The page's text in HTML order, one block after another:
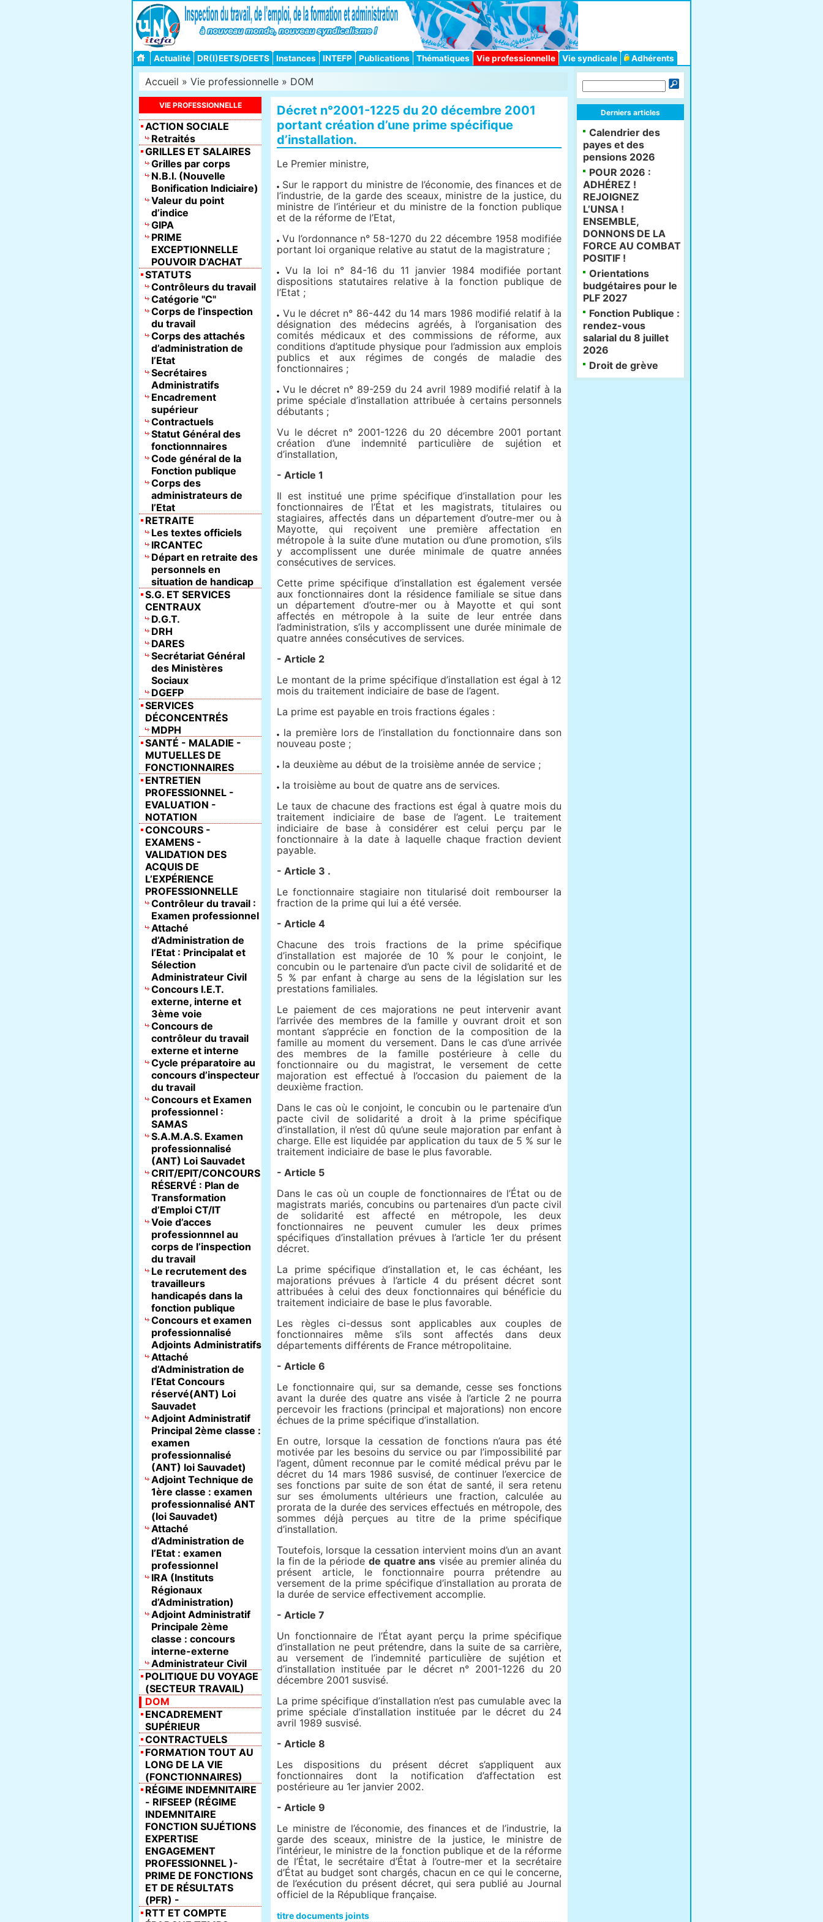
Actualité DR(I)EETS/DEETS Instances INTEFP Publications Thématiques Vie professionnelle Vie syndicale Adhérents
Accueil » Vie professionnelle » DOM
Décret n°2001-1225 du 20 décembre 2001
portant création d’une prime spécifique
d’installation.
Le Premier ministre,
Sur le rapport du ministre de l’économie, des finances et de
l’industrie, de la garde des sceaux, ministre de la justice, du
ministre de l’intérieur et du ministre de la fonction publique
et de la réforme de l’Etat,
Vu l’ordonnance n° 58-1270 du 22 décembre 1958 modifiée
portant loi organique relative au statut de la magistrature ;
Vu la loi n° 84-16 du 11 janvier 1984 modifiée portant
dispositions statutaires relative à la fonction publique de
l’Etat ;
Vu le décret n° 86-442 du 14 mars 1986 modifié relatif à la
désignation des médecins agréés, à l’organisation des
comités médicaux et des commissions de réforme, aux
conditions d’aptitude physique pour l’admission aux emplois
publics et aux régimes de congés de maladie des
fonctionnaires ;
Vu le décret n° 89-259 du 24 avril 1989 modifié relatif à la
prime spéciale d’installation attribuée à certains personnels
débutants ;
Vu le décret n° 2001-1226 du 20 décembre 2001 portant
création d’une indemnité particulière de sujétion et
d’installation,
- Article 1
Il est institué une prime spécifique d’installation pour les
fonctionnaires de l’État et les magistrats, titulaires ou
stagiaires, affectés dans un département d’outre-mer ou à
Mayotte, qui reçoivent une première affectation en
métropole à la suite d’une mutation ou d’une promotion, s’ils
y accomplissent une durée minimale de quatre années
consécutives de services.
Cette prime spécifique d’installation est également versée
aux fonctionnaires dont la résidence familiale se situe dans
un département d’outre-mer ou à Mayotte et qui sont
affectés en métropole à la suite de leur entrée dans
l’administration, s’ils y accomplissent une durée minimale de
quatre années consécutives de services.
- Article 2
Le montant de la prime spécifique d’installation est égal à 12
mois du traitement indiciaire de base de l’agent.
La prime est payable en trois fractions égales :
la première lors de l’installation du fonctionnaire dans son
nouveau poste ;
la deuxième au début de la troisième année de service ;
la troisième au bout de quatre ans de services.
Le taux de chacune des fractions est égal à quatre mois du
traitement indiciaire de base de l’agent. Le traitement
indiciaire de base à considérer est celui perçu par le
fonctionnaire à la date à laquelle chaque fraction devient
payable.
- Article 3 .
Le fonctionnaire stagiaire non titularisé doit rembourser la
fraction de la prime qui lui a été versée.
- Article 4
Chacune des trois fractions de la prime spécifique
d’installation est majorée de 10 % pour le conjoint, le
concubin ou le partenaire d’un pacte civil de solidarité et de
5 % par enfant à charge au sens de la législation sur les
prestations familiales.
Le paiement de ces majorations ne peut intervenir avant
l’arrivée des membres de la famille y ouvrant droit et son
montant s’apprécie en fonction de la composition de la
famille au moment du versement. Dans le cas d’une arrivée
des membres de la famille postérieure à celle du
fonctionnaire ou du magistrat, le versement de cette
majoration est effectué à l’occasion du paiement de la
deuxième fraction.
Dans le cas où le conjoint, le concubin ou le partenaire d’un
pacte civil de solidarité a droit à la prime spécifique
d’installation, il n’est dû qu’une seule majoration par enfant à
charge. Elle est liquidée par application du taux de 5 % sur le
traitement indiciaire de base le plus favorable.
- Article 5
Dans le cas où un couple de fonctionnaires de l’État ou de
magistrats mariés, concubins ou partenaires d’un pacte civil
de solidarité est affecté en métropole, les deux
fonctionnaires ne peuvent cumuler les deux primes
spécifiques d’installation prévues à l’article 1er du présent
décret.
La prime spécifique d’installation et, le cas échéant, les
majorations prévues à l’article 4 du présent décret sont
attribuées à celui des deux fonctionnaires qui bénéficie du
traitement indiciaire de base le plus favorable.
Les règles ci-dessus sont applicables aux couples de
fonctionnaires même s’ils sont affectés dans deux
départements différents de France métropolitaine.
- Article 6
Le fonctionnaire qui, sur sa demande, cesse ses fonctions
avant la durée des quatre ans visée à l’article 2 ne pourra
percevoir les fractions (principal et majorations) non encore
échues de la prime spécifique d’installation.
En outre, lorsque la cessation de fonctions n’aura pas été
motivée par les besoins du service ou par l’impossibilité par
l’agent, dûment reconnue par le comité médical prévu par le
décret du 14 mars 1986 susvisé, de continuer l’exercice de
ses fonctions par suite de son état de santé, il sera retenu
sur ses émoluments ultérieurs une fraction, calculée au
prorata de la durée des services effectués en métropole, des
sommes déjà perçues au titre de la prime spécifique
d’installation.
Toutefois, lorsque la cessation intervient moins d’un an avant
la fin de la période de quatre ans visée au premier alinéa du
présent article, le fonctionnaire pourra prétendre au
versement de la prime spécifique d’installation au prorata de
la durée de service effectivement accomplie.
- Article 7
Un fonctionnaire de l’État ayant perçu la prime spécifique
d’installation ne peut prétendre, dans la suite de sa carrière,
au versement de l’indemnité particulière de sujétion et
d’installation instituée par le décret n° 2001-1226 du 20
décembre 2001 susvisé.
La prime spécifique d’installation n’est pas cumulable avec la
prime spéciale d’installation instituée par le décret du 24
avril 1989 susvisé.
- Article 8
Les dispositions du présent décret s’appliquent aux
fonctionnaires dont la notification d’affectation est
postérieure au 1er janvier 2002.
- Article 9
Le ministre de l’économie, des finances et de l’industrie, la
garde des sceaux, ministre de la justice, le ministre de
l’intérieur, le ministre de la fonction publique et de la réforme
de l’État, le secrétaire d’État à l’outre-mer et la secrétaire
d’État au budget sont chargés, chacun en ce qui le concerne,
de l’exécution du présent décret, qui sera publié au Journal
officiel de la République française.
titre documents joints
VIE PROFESSIONNELLE
ACTION SOCIALE
Retraités
GRILLES ET SALAIRES
Grilles par corps
N.B.I. (Nouvelle
Bonification Indiciaire)
Valeur du point
d’indice
GIPA
PRIME
EXCEPTIONNELLE
POUVOIR D’ACHAT
STATUTS
Contrôleurs du travail
Catégorie "C"
Corps de l’inspection
du travail
Corps des attachés
d’administration de
l’Etat
Secrétaires
Administratifs
Encadrement
supérieur
Contractuels
Statut Général des
fonctionnnaires
Code général de la
Fonction publique
Corps des
administrateurs de
l’Etat
RETRAITE
Les textes officiels
IRCANTEC
Départ en retraite des
personnels en
situation de handicap
S.G. ET SERVICES
CENTRAUX
D.G.T.
DRH
DARES
Secrétariat Général
des Ministères
Sociaux
DGEFP
SERVICES
DÉCONCENTRÉS
MDPH
SANTÉ - MALADIE -
MUTUELLES DE
FONCTIONNAIRES
ENTRETIEN
PROFESSIONNEL -
EVALUATION -
NOTATION
CONCOURS -
EXAMENS -
VALIDATION DES
ACQUIS DE
L’EXPÉRIENCE
PROFESSIONNELLE
Contrôleur du travail :
Examen professionnel
Attaché
d’Administration de
l’Etat : Principalat et
Sélection
Administrateur Civil
Concours I.E.T.
externe, interne et
3ème voie
Concours de
contrôleur du travail
externe et interne
Cycle préparatoire au
concours d’inspecteur
du travail
Concours et Examen
professionnel :
SAMAS
S.A.M.A.S. Examen
professionnalisé
(ANT) Loi Sauvadet
CRIT/EPIT/CONCOURS
RÉSERVÉ : Plan de
Transformation
d’Emploi CT/IT
Voie d’acces
professionnnel au
corps de l’inspection
du travail
Le recrutement des
travailleurs
handicapés dans la
fonction publique
Concours et examen
professionnalisé
Adjoints Administratifs
Attaché
d’Administration de
l’Etat Concours
réservé(ANT) Loi
Sauvadet
Adjoint Administratif
Principal 2ème classe :
examen
professionnalisé
(ANT) loi Sauvadet)
Adjoint Technique de
1ère classe : examen
professionnalisé ANT
(loi Sauvadet)
Attaché
d’Administration de
l’Etat : examen
professionnel
IRA (Instituts
Régionaux
d’Administration)
Adjoint Administratif
Principale 2ème
classe : concours
interne-externe
Administrateur Civil
POLITIQUE DU VOYAGE
(SECTEUR TRAVAIL)
DOM
ENCADREMENT
SUPÉRIEUR
CONTRACTUELS
FORMATION TOUT AU
LONG DE LA VIE
(FONCTIONNAIRES)
RÉGIME INDEMNITAIRE
- RIFSEEP (RÉGIME
INDEMNITAIRE
FONCTION SUJÉTIONS
EXPERTISE
ENGAGEMENT
PROFESSIONNEL )-
PRIME DE FONCTIONS
ET DE RÉSULTATS
(PFR) -
RTT ET COMPTE
Derniers articles
Calendrier des
payes et des
pensions 2026
POUR 2026 :
ADHÉREZ !
REJOIGNEZ
L’UNSA !
ENSEMBLE,
DONNONS DE LA
FORCE AU COMBAT
POSITIF !
Orientations
budgétaires pour le
PLF 2027
Fonction Publique :
rendez-vous
salarial du 8 juillet
2026
Droit de grève